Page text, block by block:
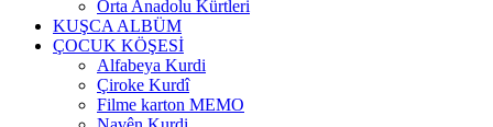
Orta Anadolu Kürtleri
KUŞCA ALBÜM
ÇOCUK KÖŞESİ
Alfabeya Kurdi
Çiroke Kurdî
Filme karton MEMO